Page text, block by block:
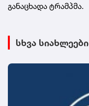
განაცხადა ტრამპმა.
სხვა სიახლეები